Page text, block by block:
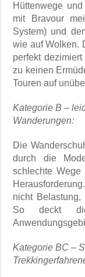
Hüttenwege
mit Bravour
System) und
wie auf Wolken.
perfekt
zu keinen
Touren auf
Kategorie B –
Wanderungen:
Die
durch die
schlechte
nicht
So deckt
Kategorie BC –